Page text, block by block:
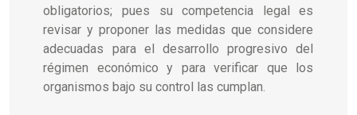
obligatorios; pues su competencia legal es
revisar y proponer las medidas que considere
adecuadas para el desarrollo progresivo del
régimen económico y para verificar que los
organismos bajo su control las cumplan.